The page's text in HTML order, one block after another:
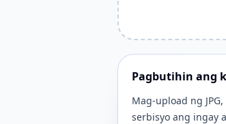
Pagbutihin ang
Mag-upload ng
serbisyo ang ingay